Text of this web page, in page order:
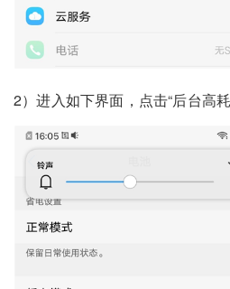
2）进入如下界面，点击“后台高